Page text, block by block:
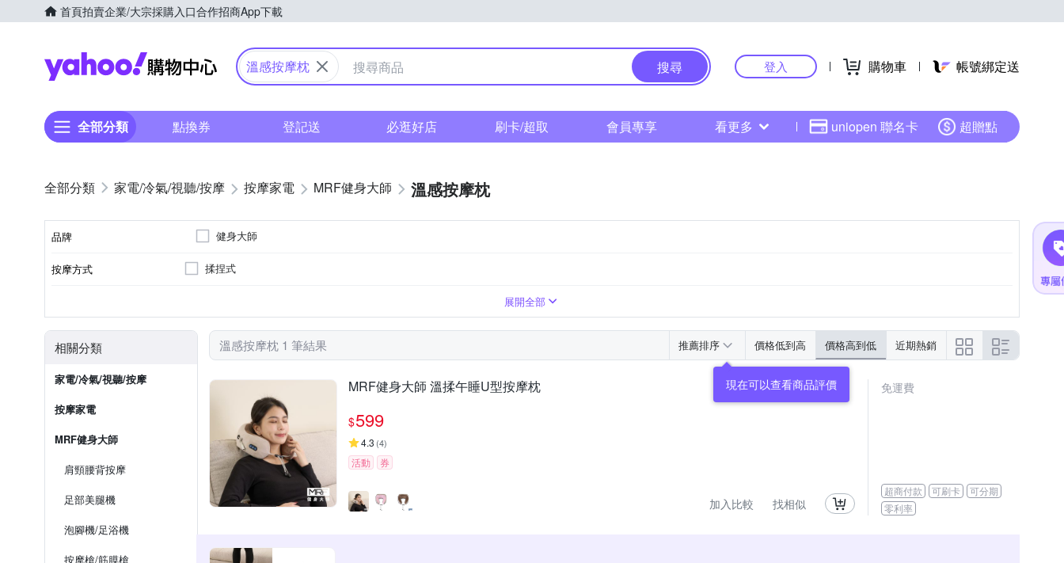
首頁拍賣企業/大宗採購入口合作招商App下載
Yahoo購物中心
溫感按摩枕 搜尋 登入 購物車 帳號綁定送
全部分類 點換券 登記送 必逛好店 刷卡/超取 會員專享 看更多 uniopen 聯名卡 超贈點
家電/冷氣/視聽/按摩 按摩家電 MRF健身大師 溫感按摩枕
品牌 健身大師
按摩方式 揉捏式
展開全部
相關分類
家電/冷氣/視聽/按摩
按摩家電
MRF健身大師
肩頸腰背按摩
足部美腿機
泡腳機/足浴機
按摩槍/筋膜槍
溫感按摩枕 1 筆結果 推薦排序 價格低到高 價格高到低 近期熱銷
現在可以查看商品評價
MRF健身大師 溫揉午睡U型按摩枕
$599
4.3 (4)
活動 券
加入比較 找相似
免運費
超商付款 可刷卡
可分期
零利率